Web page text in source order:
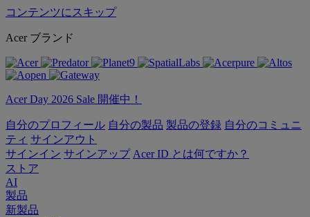
コンテンツにスキップ
Acer ブランド
Acer Day 2026 Sale 開催中！
自分のプロフィール 自分の製品 製品の登録 自分のコミュニ
ティ サインアウト
サインイン サインアップ Acer ID とは何ですか？
ストア
AI
製品
新製品